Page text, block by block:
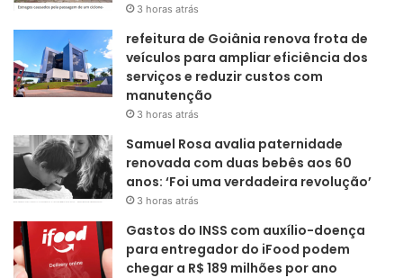
3 horas atrás
refeitura de Goiânia renova frota de
veículos para ampliar eficiência dos
serviços e reduzir custos com
manutenção
3 horas atrás
Samuel Rosa avalia paternidade
renovada com duas bebês aos 60
anos: ‘Foi uma verdadeira revolução’
3 horas atrás
Gastos do INSS com auxílio-doença
para entregador do iFood podem
chegar a R$ 189 milhões por ano